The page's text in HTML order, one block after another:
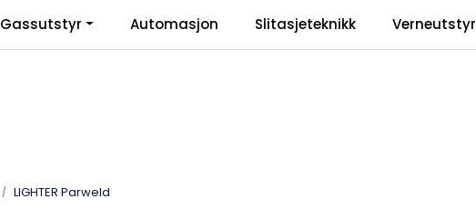
inkl. mva.
Gassutstyr Automasjon Slitasjeteknikk Verneutstyr
LIGHTER Parweld